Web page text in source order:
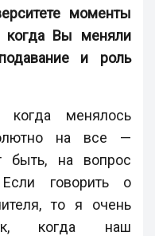
моменты
когда Вы меняли
и роль
менялось
на все —
быть, на вопрос
говорить о
то я очень
когда наш